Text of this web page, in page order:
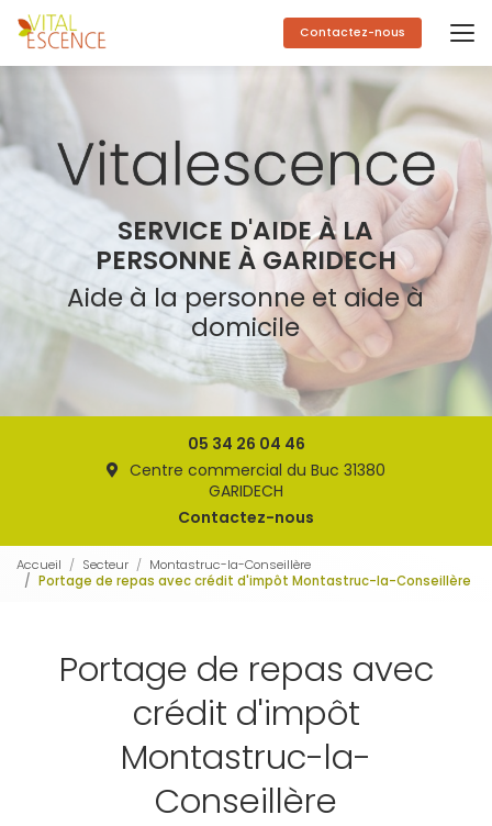
Aller
au
contenu
principal
Contactez-nous
SERVICE D'AIDE À LA
PERSONNE À GARIDECH
Aide à la personne et aide à
domicile
05 34 26 04 46
Centre commercial du Buc 31380
GARIDECH
Contactez-nous
Accueil Secteur
Montastruc-la-Conseillère
Portage de repas avec crédit d'impôt Montastruc-la-Conseillère
Portage de repas avec
crédit d'impôt
Montastruc-la-
Conseillère